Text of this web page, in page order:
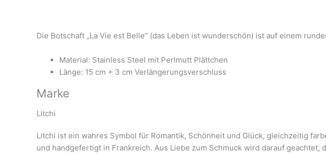
Die Botschaft „La Vie est Belle“ (das Leben ist wunderschön) ist auf einem
Material: Stainless Steel mit Perlmutt Plättchen
Länge: 15 cm + 3 cm Verlängerungsverschluss
Marke
Litchi
Litchi ist ein wahres Symbol für Romantik, Schönheit und Glück, gleichzeitig
und handgefertigt in Frankreich. Aus Liebe zum Schmuck wird darauf